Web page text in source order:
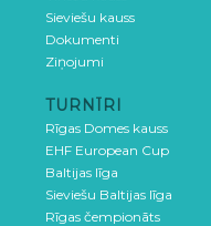
Sieviešu kauss
Dokumenti
Ziņojumi
TURNĪRI
Rīgas Domes kauss
EHF European Cup
Baltijas līga
Sieviešu Baltijas līga
Rīgas čempionāts